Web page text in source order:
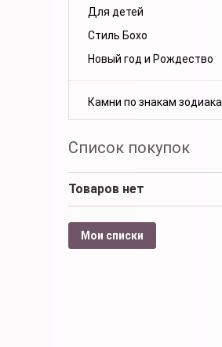
Для детей
Стиль Бохо
Новый год и Рождество
Камни по знакам зодиака
Список покупок
Товаров нет
Мои списки